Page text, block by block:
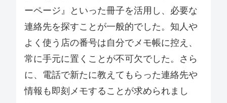
ーページ』といった冊子を活用し、必要な
連絡先を探すことが一般的でした。知人や
よく使う店の番号は自分でメモ帳に控え、
常に手元に置くことが不可欠でした。さら
に、電話で新たに教えてもらった連絡先や
情報も即刻メモすることが求められまし